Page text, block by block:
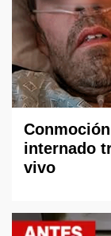
internado
vivo